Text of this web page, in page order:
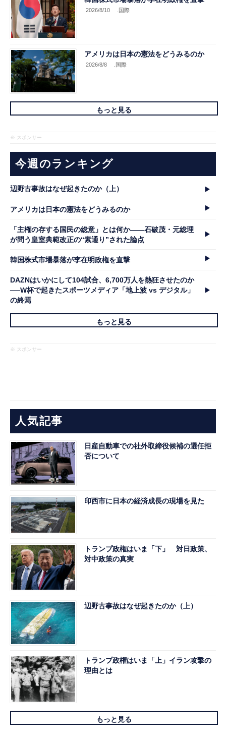
2026/8/10 .国際
アメリカは日本の憲法をどうみるのか
2026/8/8 .国際
もっと見る
※ スポンサー
今週のランキング
辺野古事故はなぜ起きたのか（上）
アメリカは日本の憲法をどうみるのか
「主権の存する国民の総意」とは何か――石破茂・元総理
が問う皇室典範改正の“素通り”された論点
韓国株式市場暴落が李在明政権を直撃
DAZNはいかにして104試合、6,700万人を熱狂させたのか
──W杯で起きたスポーツメディア「地上波 vs デジタル」
の終焉
もっと見る
※ スポンサー
人気記事
日産自動車での社外取締役候補の選任拒
否について
印西市に日本の経済成長の現場を見た
トランプ政権はいま「下」 対日政策、
対中政策の真実
辺野古事故はなぜ起きたのか（上）
トランプ政権はいま「上」イラン攻撃の
理由とは
もっと見る